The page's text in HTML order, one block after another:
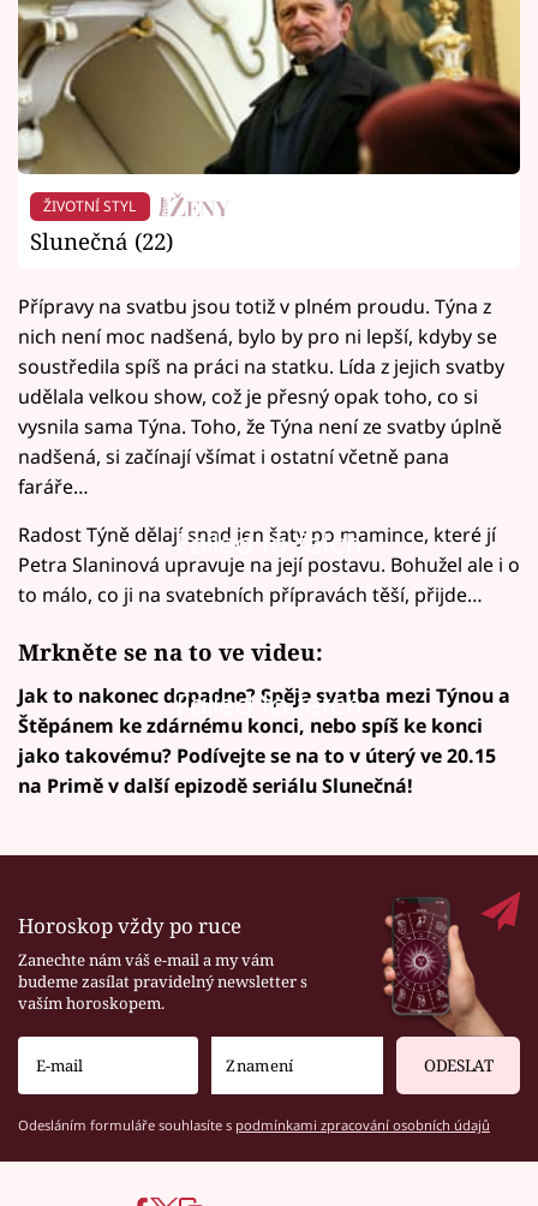
ŽIVOTNÍ STYL
Slunečná (22)
Přípravy na svatbu jsou totiž v plném proudu. Týna z
nich není moc nadšená, bylo by pro ni lepší, kdyby se
soustředila spíš na práci na statku. Lída z jejich svatby
udělala velkou show, což je přesný opak toho, co si
vysnila sama Týna. Toho, že Týna není ze svatby úplně
nadšená, si začínají všímat i ostatní včetně pana
faráře…
Failed to fetch
Radost Týně dělají snad jen šaty po mamince, které jí
Petra Slaninová upravuje na její postavu. Bohužel ale i o
to málo, co ji na svatebních přípravách těší, přijde…
Mrkněte se na to ve videu:
Failed to fetch
Jak to nakonec dopadne? Spěje svatba mezi Týnou a
Štěpánem ke zdárnému konci, nebo spíš ke konci
jako takovému? Podívejte se na to v úterý ve 20.15
na Primě v další epizodě seriálu Slunečná!
Horoskop vždy po ruce
Zanechte nám váš e-mail a my vám
budeme zasílat pravidelný newsletter s
vaším horoskopem.
ODESLAT
Odesláním formuláře souhlasíte s podmínkami zpracování osobních údajů